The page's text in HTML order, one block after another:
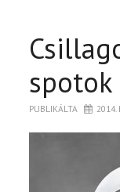
spotok
PUBLIKÁLTA 2014.